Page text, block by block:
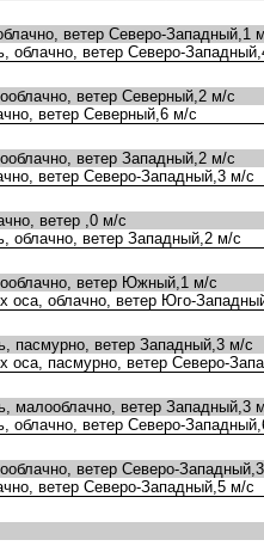
ветер Северо-Западный,1
ветер Северо-
ветер Северный,2 м/с
ветер Северный,6 м/с
ветер Западный,2 м/с
ветер Северо-Западный,3 м/с
ветер ,0 м/с
ветер Западный,2 м/с
ветер Южный,1 м/с
облачно, ветер Юго-
ветер Западный,3 м/с
пасмурно, ветер Северо-
ветер Западный,3
ветер Северо-
ветер Северо-
ветер Северо-Западный,5 м/с